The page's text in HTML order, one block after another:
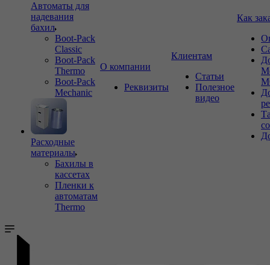
Автоматы для
надевания
бахил
Boot-Pack
Classic
Boot-Pack
Thermo
Boot-Pack
Mechanic
Расходные
материалы
Бахилы в
кассетах
Пленки к
автоматам
Thermo
О компании
Реквизиты
Клиентам
Статьи
Полезное
видео
Как